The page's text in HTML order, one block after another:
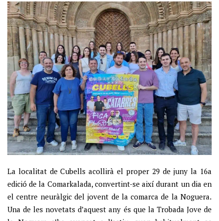
La localitat de Cubells acollirà el proper 29 de juny la 16a
edició de la Comarkalada, convertint-se així durant un dia en
el centre neuràlgic del jovent de la comarca de la Noguera.
Una de les novetats d’aquest any és que la Trobada Jove de